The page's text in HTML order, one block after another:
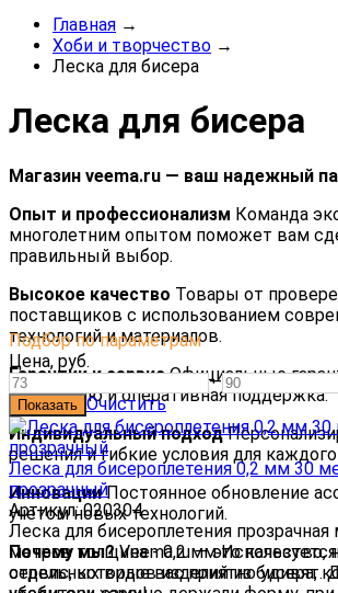
Главная →
Хоби и творчество →
Леска для бисера
Леска для бисера
Магазин veema.ru — ваш надежный
Опыт и профессионализм Команда
многолетним опытом поможет вам
правильный выбор.
Высокое качество Товары от
поставщиков с использованием
технологий и материалов.
Гарантии и сервисОфициальные
продукцию и оперативная поддержка.
Индивидуальный подход
решения и гибкие условия для каждого
ИнновацииПостоянное обновление
учетом новых технологий.
Почему мы?Veema.ru — это качество,
сервис, которые вас приятно удивят.
Подбор по параметрам
Цена, руб.
—
Очистить
Леска для бисероплетения 0,2 мм 30
прозрачный
Артикул: 020304
Леска для бисероплетения
метров толщина - 0,2 мм
отдельных видов изделий из бисера,